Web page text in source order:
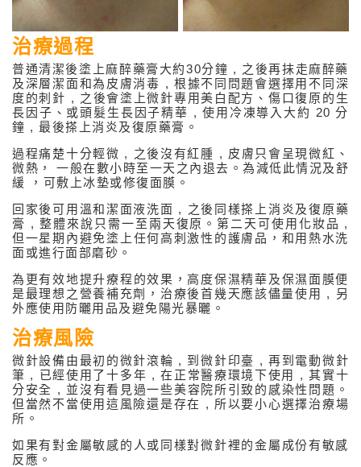
相
關
資
性
醫
學
美
容
網
站
Medical
Spa
MD
Medical
Insight
治療過程
普通清潔後塗上麻醉藥膏大約30分鐘 , 之後再抹走麻醉藥
及深層潔面和為皮膚消毒 , 根據不同問題會選擇用不同深
度的刺針 , 之後會塗上微針專用美白配方、傷口復原的生
長因子、或頭髮生長因子精華 , 使用冷凍導入大約 20 分
鐘 , 最後搽上消炎及復原藥膏。
過程痛楚十分輕微 , 之後沒有紅腫 , 皮膚只會呈現微紅、
微熱， 一般在數小時至一天之內退去。為減低此情況及舒
緩 ，可敷上冰墊或修復面膜。
回家後可用溫和潔面液洗面 , 之後同樣搽上消炎及復原藥
膏 , 整體來說只需一至兩天復原。第二天可使用化妝品 ,
但一星期內避免塗上任何高刺激性的護膚品，和用熱水洗
面或進行面部磨砂。
為更有效地提升療程的效果，高度保濕精華及保濕面膜便
是最理想之營養補充劑，治療後首幾天應該儘量使用 , 另
外應使用防曬用品及避免陽光暴曬。
治療風險
微針設備由最初的微針滾輪 , 到微針印臺 , 再到電動微針
筆 , 已經使用了十多年 , 在正常醫療環境下使用 , 其實十
分安全 , 並沒有看見過一些美容院所引致的感染性問題。
但當然不當使用這風險還是存在 , 所以要小心選擇治療場
所。
如果有對金屬敏感的人或同樣對微針裡的金屬成份有敏感
反應。